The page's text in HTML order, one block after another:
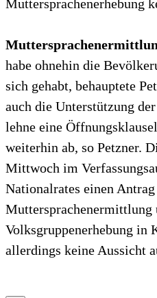
Muttersprachenerhebung
habe ohnehin die
sich gehabt, behauptete
auch die Unterstützung
lehne eine
weiterhin ab, so Petzner.
Mittwoch im
Nationalrates einen
Muttersprachenermittlung
Volksgruppenerhebung in
allerdings keine Aussicht